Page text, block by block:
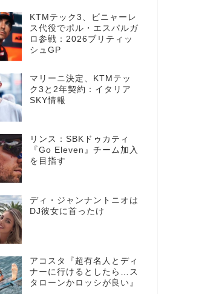
KTMテック3、ビニャーレ
ス代役でポル・エスパルガ
ロ参戦：2026ブリティッ
シュGP
マリーニ決定、KTMテッ
ク3と2年契約：イタリア
SKY情報
リンス：SBKドゥカティ
『Go Eleven』チーム加入
を目指す
ディ・ジャンナントニオは
DJ彼女に首ったけ
アコスタ『超有名人とディ
ナーに行けるとしたら…ス
タローンかロッシが良い』